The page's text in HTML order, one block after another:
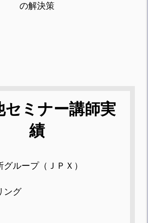
の解決策
セミナー講師実
績
グループ（ＪＰＸ）
ング